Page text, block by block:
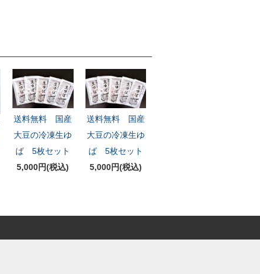
送料無料 国産
大豆の冷凍生ゆ
ば 5枚セット
5,000円(税込)
送料無料 国産
大豆の冷凍生ゆ
ば 5枚セット
5,000円(税込)